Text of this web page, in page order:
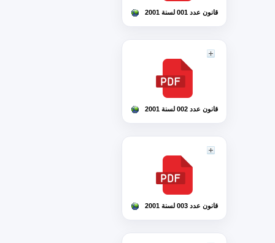
قانون عدد 001 لسنة 2001
قانون عدد 002 لسنة 2001
قانون عدد 003 لسنة 2001